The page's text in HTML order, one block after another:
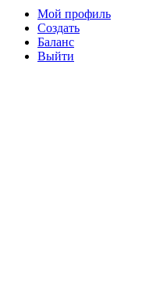
Мой профиль
Создать
Баланс
Выйти